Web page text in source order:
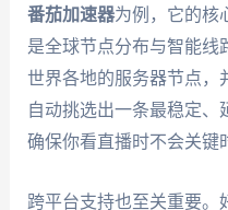
番茄加速器为例，它的核
是全球节点分布与智能线
世界各地的服务器节点，
自动挑选出一条最稳定、
确保你看直播时不会关键
跨平台支持也至关重要。